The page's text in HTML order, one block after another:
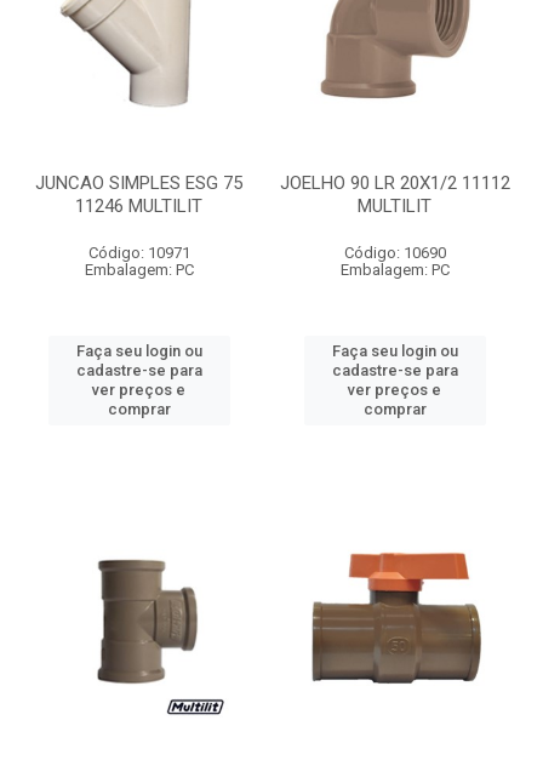
JUNCAO SIMPLES ESG 75
11246 MULTILIT
Código: 10971
Embalagem: PC
Faça seu login ou
cadastre-se para
ver preços e
comprar
JOELHO 90 LR 20X1/2 11112
MULTILIT
Código: 10690
Embalagem: PC
Faça seu login ou
cadastre-se para
ver preços e
comprar